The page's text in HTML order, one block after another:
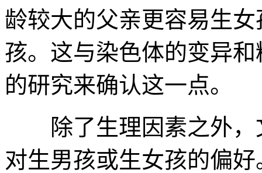
龄较大的父亲更容易生
孩。这与染色体的变异
的研究来确认这一点。
除了生理因素之外，
对生男孩或生女孩的偏